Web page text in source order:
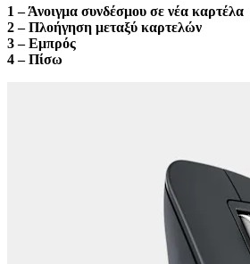
1 – Άνοιγμα συνδέσμου σε νέα καρτέλα
2 – Πλοήγηση μεταξύ καρτελών
3 – Εμπρός
4 – Πίσω